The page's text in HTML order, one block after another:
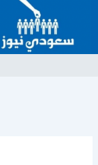
المحتوى